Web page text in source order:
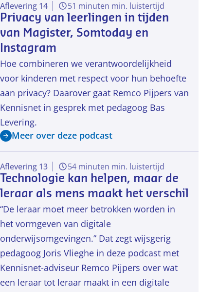
Privacy van leerlingen in tijden
van Magister, Somtoday en
Instagram
Hoe combineren we verantwoordelijkheid
voor kinderen met respect voor hun behoefte
aan privacy? Daarover gaat Remco Pijpers van
Kennisnet in gesprek met pedagoog Bas
Levering.
Aflevering 14 51 minuten min. luistertijd
Meer over deze podcast
Technologie kan helpen, maar de
leraar als mens maakt het verschil
“De leraar moet meer betrokken worden in
het vormgeven van digitale
onderwijsomgevingen.” Dat zegt wijsgerig
pedagoog Joris Vlieghe in deze podcast met
Kennisnet-adviseur Remco Pijpers over wat
een leraar tot leraar maakt in een digitale
Aflevering 13 54 minuten min. luistertijd